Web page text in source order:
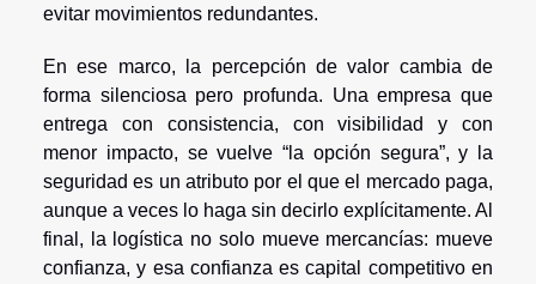
evitar movimientos redundantes.
En ese marco, la percepción de valor cambia de
forma silenciosa pero profunda. Una empresa que
entrega con consistencia, con visibilidad y con
menor impacto, se vuelve “la opción segura”, y la
seguridad es un atributo por el que el mercado paga,
aunque a veces lo haga sin decirlo explícitamente. Al
final, la logística no solo mueve mercancías: mueve
confianza, y esa confianza es capital competitivo en